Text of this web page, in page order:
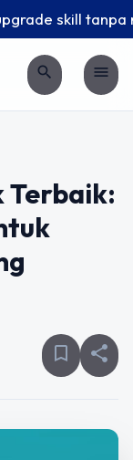
skill tanpa
search menu
Terbaik:
bookmark_border share